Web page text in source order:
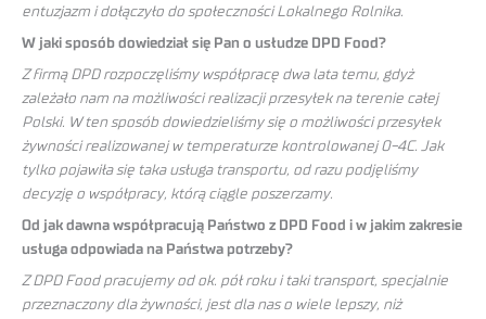
entuzjazm i dołączyło do społeczności Lokalnego Rolnika.
W jaki sposób dowiedział się Pan o usłudze DPD Food?
Z firmą DPD rozpoczęliśmy współpracę dwa lata temu, gdyż
zależało nam na możliwości realizacji przesyłek na terenie całej
Polski. W ten sposób dowiedzieliśmy się o możliwości przesyłek
żywności realizowanej w temperaturze kontrolowanej 0-4C. Jak
tylko pojawiła się taka usługa transportu, od razu podjęliśmy
decyzję o współpracy, którą ciągle poszerzamy.
Od jak dawna współpracują Państwo z DPD Food i w jakim zakresie
usługa odpowiada na Państwa potrzeby?
Z DPD Food pracujemy od ok. pół roku i taki transport, specjalnie
przeznaczony dla żywności, jest dla nas o wiele lepszy, niż